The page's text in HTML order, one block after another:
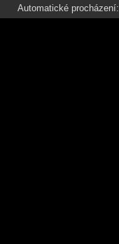
Automatické procházení: